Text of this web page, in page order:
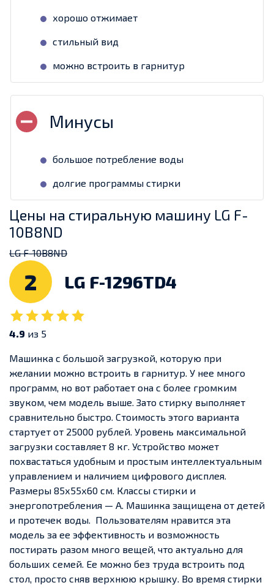
хорошо отжимает
стильный вид
можно встроить в гарнитур
большое потребление воды
долгие программы стирки
Цены на стиральную машину LG F-
10B8ND
LG F-10B8ND
2 LG F-1296TD4
4.9 из 5
Машинка с большой загрузкой, которую при
желании можно встроить в гарнитур. У нее много
программ, но вот работает она с более громким
звуком, чем модель выше. Зато стирку выполняет
сравнительно быстро. Стоимость этого варианта
стартует от 25000 рублей. Уровень максимальной
загрузки составляет 8 кг. Устройство может
похвастаться удобным и простым интеллектуальным
управлением и наличием цифрового дисплея.
Размеры 85х55х60 см. Классы стирки и
энергопотребления — А. Машинка защищена от детей
и протечек воды. Пользователям нравится эта
модель за ее эффективность и возможность
постирать разом много вещей, что актуально для
больших семей. Ее можно без труда встроить под
стол, просто сняв верхнюю крышку. Во время стирки